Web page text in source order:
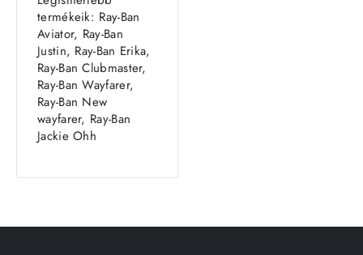
termékeik: Ray-Ban
Aviator, Ray-Ban
Justin, Ray-Ban Erika,
Ray-Ban Clubmaster,
Ray-Ban Wayfarer,
Ray-Ban New
wayfarer, Ray-Ban
Jackie Ohh